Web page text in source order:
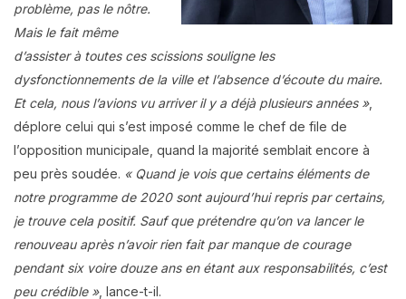
problème, pas le nôtre.
Mais le fait même
d’assister à toutes ces scissions souligne les
dysfonctionnements de la ville et l’absence d’écoute du maire.
Et cela, nous l’avions vu arriver il y a déjà plusieurs années »,
déplore celui qui s’est imposé comme le chef de file de
l’opposition municipale, quand la majorité semblait encore à
peu près soudée. « Quand je vois que certains éléments de
notre programme de 2020 sont aujourd’hui repris par certains,
je trouve cela positif. Sauf que prétendre qu’on va lancer le
renouveau après n’avoir rien fait par manque de courage
pendant six voire douze ans en étant aux responsabilités, c’est
peu crédible », lance-t-il.